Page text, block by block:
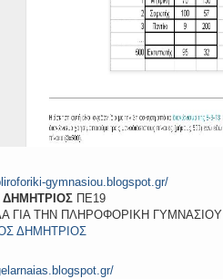
gymnasiou.blogspot.gr/
ΔΗΜΗΤΡΙΟΣ ΠΕ19
ΓΙΑ ΤΗΝ ΠΛΗΡΟΦΟΡΙΚΗ ΓΥΜΝΑΣΙΟΥ